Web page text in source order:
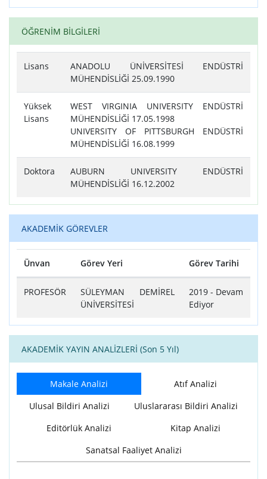
ÖĞRENİM BİLGİLERİ
Lisans
ANADOLU ÜNİVERSİTESİ ENDÜSTRİ
MÜHENDİSLİĞİ 25.09.1990
Yüksek
Lisans
WEST VIRGINIA UNIVERSITY ENDÜSTRİ
MÜHENDİSLİĞİ 17.05.1998
UNIVERSITY OF PITTSBURGH ENDÜSTRİ
MÜHENDİSLİĞİ 16.08.1999
Doktora
AUBURN UNIVERSITY ENDÜSTRİ
MÜHENDİSLİĞİ 16.12.2002
AKADEMİK GÖREVLER
Ünvan Görev Yeri Görev Tarihi
PROFESÖR
SÜLEYMAN DEMİREL
ÜNİVERSİTESİ
2019 - Devam
Ediyor
AKADEMİK YAYIN ANALİZLERİ (Son 5 Yıl)
Makale Analizi
Atıf Analizi
Ulusal Bildiri Analizi
Uluslararası Bildiri Analizi
Editörlük Analizi
Kitap Analizi
Sanatsal Faaliyet Analizi